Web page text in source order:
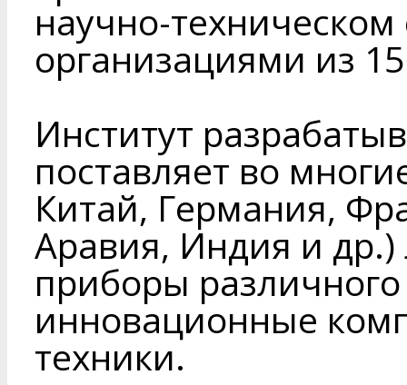
научно-техническом
организациями из
Институт
поставляет во
Китай, Германия,
Аравия, Индия и
приборы
инновационные
техники.